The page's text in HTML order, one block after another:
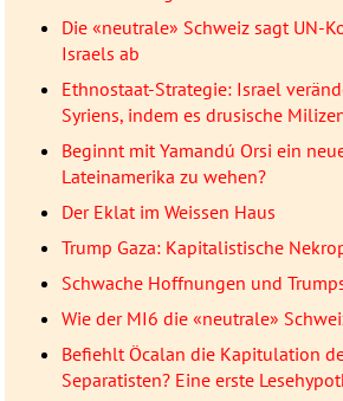
Die «neutrale» Schweiz sagt UN-
Israels ab
Ethnostaat-Strategie: Israel
Syriens, indem es drusische
Beginnt mit Yamandú Orsi ein
Lateinamerika zu wehen?
Der Eklat im Weissen Haus
Trump Gaza: Kapitalistische
Schwache Hoffnungen und
Wie der MI6 die «neutrale»
Befiehlt Öcalan die Kapitulation
Separatisten? Eine erste